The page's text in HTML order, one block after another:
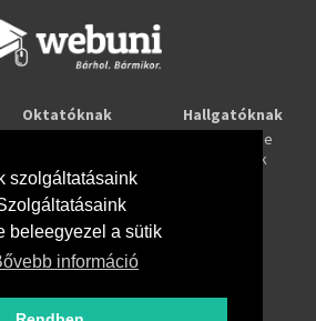
szolgáltatásaink
beleegyezel a sütik
információ
Oktatóknak
Webuni Stúdió
Hallgatóknak
Tanulj online
Képzések
Info
tájékoztató
ÁSZF
adatkezelési tájékoztató
GYIK